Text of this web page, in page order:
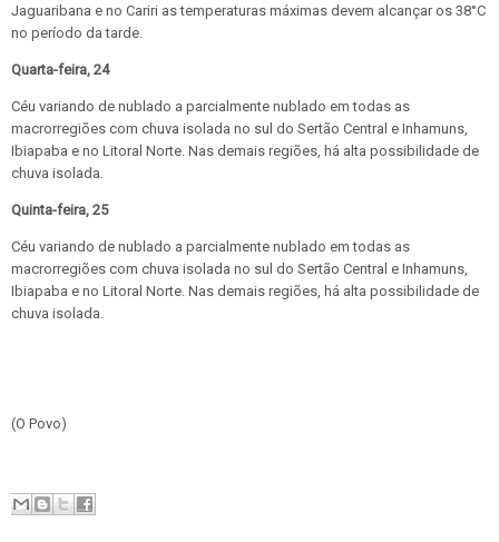
Jaguaribana e no Cariri as temperaturas máximas devem alcançar os 38°C
no período da tarde.
Quarta-feira, 24
Céu variando de nublado a parcialmente nublado em todas as
macrorregiões com chuva isolada no sul do Sertão Central e Inhamuns,
Ibiapaba e no Litoral Norte. Nas demais regiões, há alta possibilidade de
chuva isolada.
Quinta-feira, 25
Céu variando de nublado a parcialmente nublado em todas as
macrorregiões com chuva isolada no sul do Sertão Central e Inhamuns,
Ibiapaba e no Litoral Norte. Nas demais regiões, há alta possibilidade de
chuva isolada.
(O Povo)